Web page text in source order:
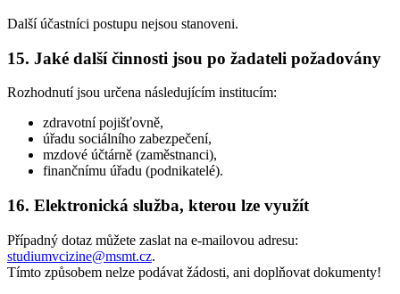
Další účastníci postupu nejsou stanoveni.
15. Jaké další činnosti jsou po žadateli požadovány
Rozhodnutí jsou určena následujícím institucím:
zdravotní pojišťovně,
úřadu sociálního zabezpečení,
mzdové účtárně (zaměstnanci),
finančnímu úřadu (podnikatelé).
16. Elektronická služba, kterou lze využít
Případný dotaz můžete zaslat na e-mailovou adresu:
studiumvcizine@msmt.cz.
Tímto způsobem nelze podávat žádosti, ani doplňovat dokumenty!